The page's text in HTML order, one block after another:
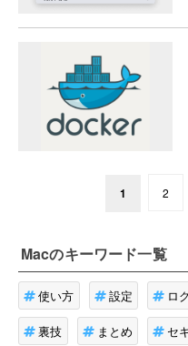
1 2
Macのキーワード一覧
使い方 設定 ロ
裏技 まとめ セ